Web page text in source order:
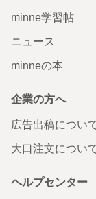
minne学習帖
ニュース
minneの本
企業の方へ
広告出稿につい
大口注文につい
ヘルプセンター